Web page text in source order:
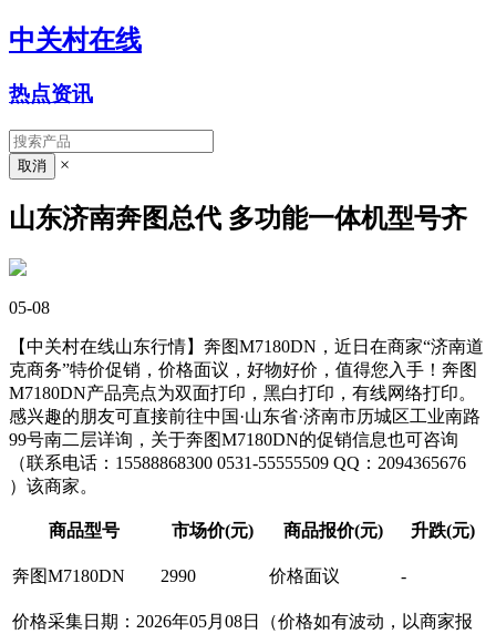
中关村在线
热点资讯
×
山东济南奔图总代 多功能一体机型号齐
05-08
【中关村在线山东行情】奔图M7180DN，近日在商家“济南道
克商务”特价促销，价格面议，好物好价，值得您入手！奔图
M7180DN产品亮点为双面打印，黑白打印，有线网络打印。
感兴趣的朋友可直接前往中国·山东省·济南市历城区工业南路
99号南二层详询，关于奔图M7180DN的促销信息也可咨询
（联系电话：15588868300 0531-55555509 QQ：2094365676
）该商家。
商品型号 市场价(元) 商品报价(元) 升跌(元)
奔图M7180DN 2990 价格面议 -
价格采集日期：2026年05月08日（价格如有波动，以商家报